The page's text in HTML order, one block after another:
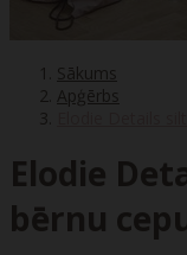
Sākums
Apģērbs
Elodie
bērnu